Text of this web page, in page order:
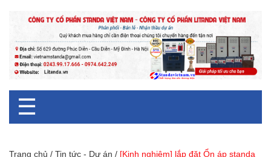
☰
Trang chủ / Tin tức - Dự án / [Kinh nghiệm] lắp đặt Ổn áp standa